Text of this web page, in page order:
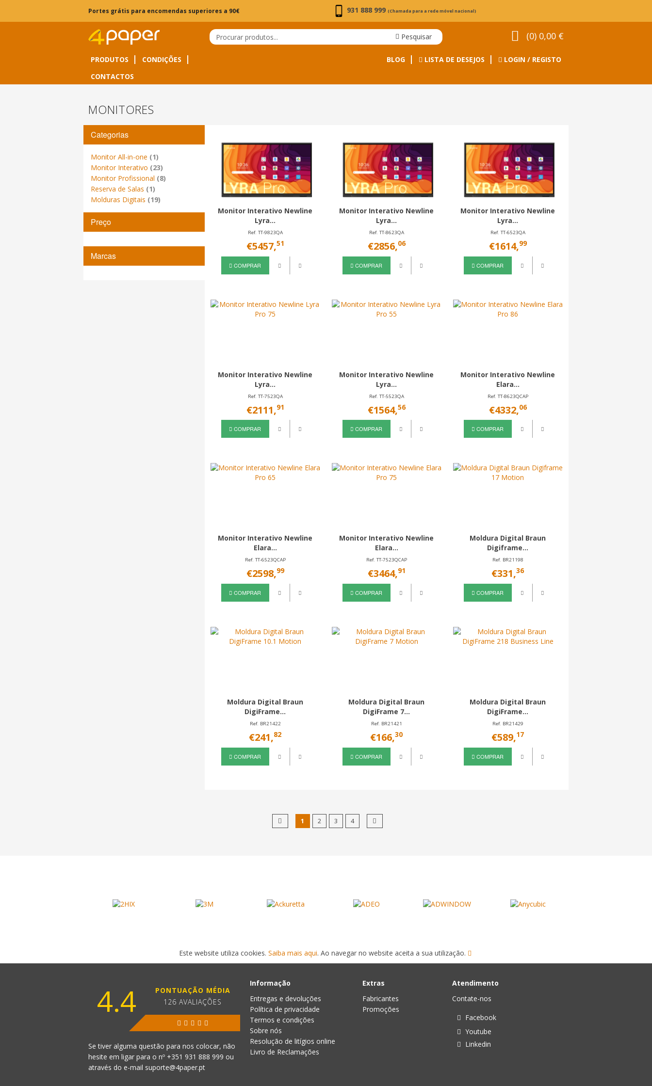
Portes grátis para encomendas superiores a 90€ 931 888 999 (Chamada para a rede móvel nacional)
(0) 0,00 €
Pesquisar
PRODUTOS
CONDIÇÕES
CONTACTOS
BLOG LISTA DE DESEJOS LOGIN / REGISTO
MONITORES
Categorias
Monitor All-in-one (1)
Monitor Interativo (23)
Monitor Profissional (8)
Reserva de Salas (1)
Molduras Digitais (19)
Preço
Marcas
Monitor Interativo Newline
Lyra...
Ref. TT-9823QA
€5457,51
COMPRAR
Monitor Interativo Newline
Lyra...
Ref. TT-8623QA
€2856,06
COMPRAR
Monitor Interativo Newline
Lyra...
Ref. TT-6523QA
€1614,99
COMPRAR
Monitor Interativo Newline
Lyra...
Ref. TT-7523QA
€2111,91
COMPRAR
Monitor Interativo Newline
Lyra...
Ref. TT-5523QA
€1564,56
COMPRAR
Monitor Interativo Newline
Elara...
Ref. TT-8623QCAP
€4332,06
COMPRAR
Monitor Interativo Newline
Elara...
Ref. TT-6523QCAP
€2598,99
COMPRAR
Monitor Interativo Newline
Elara...
Ref. TT-7523QCAP
€3464,91
COMPRAR
Moldura Digital Braun
Digiframe...
Ref. BR21198
€331,36
COMPRAR
Moldura Digital Braun
DigiFrame...
Ref. BR21422
€241,82
COMPRAR
Moldura Digital Braun
DigiFrame 7...
Ref. BR21421
€166,30
COMPRAR
Moldura Digital Braun
DigiFrame...
Ref. BR21429
€589,17
COMPRAR
1 2 3 4
Este website utiliza cookies. Saiba mais aqui. Ao navegar no website aceita a sua utilização.
4.4
PONTUAÇÃO MÉDIA
126 AVALIAÇÕES
Se tiver alguma questão para nos colocar, não
hesite em ligar para o nº +351 931 888 999 ou
através do e-mail suporte@4paper.pt
Informação
Entregas e devoluções
Política de privacidade
Termos e condições
Sobre nós
Resolução de litígios online
Livro de Reclamações
Extras
Fabricantes
Promoções
Atendimento
Contate-nos
Facebook
Youtube
Linkedin